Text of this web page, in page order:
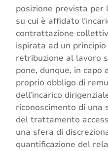
posizione prevista per
su cui è affidato
contrattazione
ispirata ad un
retribuzione al lavoro
pone, dunque, in capo
proprio obbligo di
dell’incarico
riconoscimento di una
del trattamento
una sfera di
quantificazione del